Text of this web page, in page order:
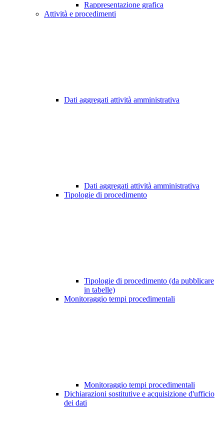
Rappresentazione grafica
Attività e procedimenti
Dati aggregati attività amministrativa
Dati aggregati attività amministrativa
Tipologie di procedimento
Tipologie di procedimento (da pubblicare
in tabelle)
Monitoraggio tempi procedimentali
Monitoraggio tempi procedimentali
Dichiarazioni sostitutive e acquisizione d'ufficio
dei dati